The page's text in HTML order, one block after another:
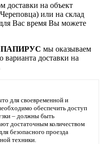
доставки на объект
или на склад
Вас время Вы можете
ПАПИРУС мы оказываем
доставки на
для своевременной и
обеспечить доступ
– должны быть
достаточным количеством
безопасного проезда
техники.